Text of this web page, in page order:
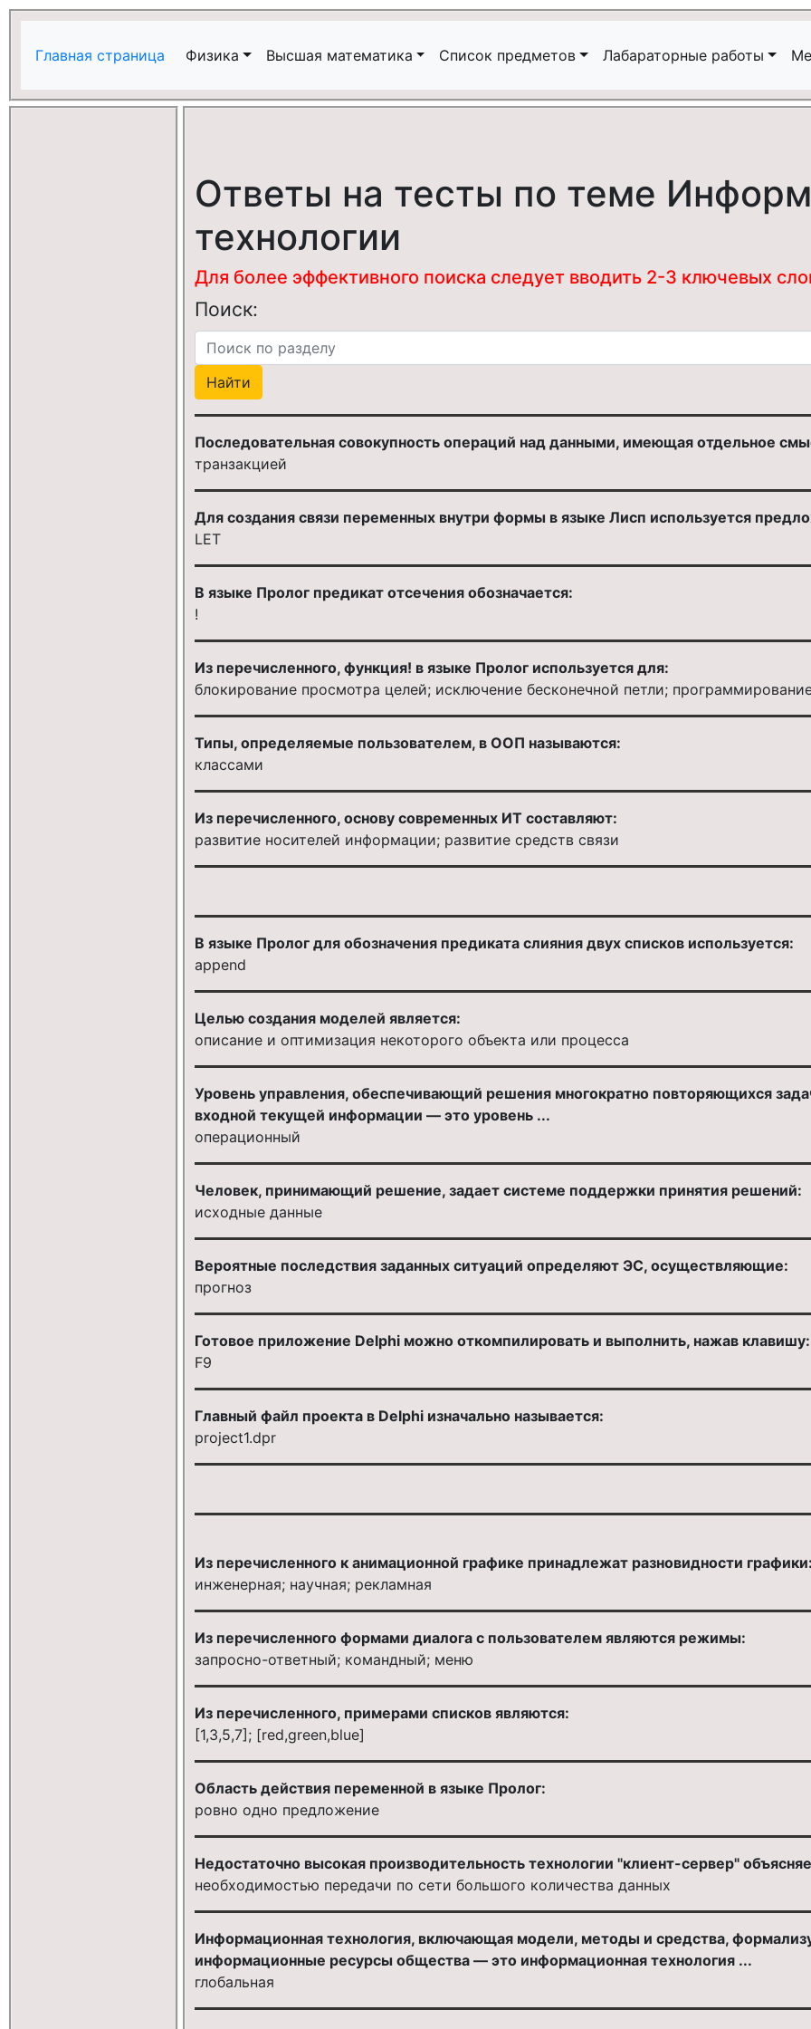
Главная страница Физика Высшая математика Список предметов Лабараторные работы
Ответы на тесты по теме
технологии
Для более эффективного поиска следует вводить 2-3 ключевых
Поиск:
Последовательная совокупность операций над данными, имеющая отдельное
транзакцией
Для создания связи переменных внутри формы в языке Лисп используется
LET
В языке Пролог предикат отсечения обозначается:
!
Из перечисленного, функция! в языке Пролог используется для:
блокирование просмотра целей; исключение бесконечной петли;
Типы, определяемые пользователем, в ООП называются:
классами
Из перечисленного, основу современных ИТ составляют:
развитие носителей информации; развитие средств связи
В языке Пролог для обозначения предиката слияния двух списков используется:
append
Целью создания моделей является:
описание и оптимизация некоторого объекта или процесса
Уровень управления, обеспечивающий решения многократно повторяющихся
входной текущей информации — это уровень ...
операционный
Человек, принимающий решение, задает системе поддержки принятия решений:
исходные данные
Вероятные последствия заданных ситуаций определяют ЭС, осуществляющие:
прогноз
Готовое приложение Delphi можно откомпилировать и выполнить, нажав клавишу:
F9
Главный файл проекта в Delphi изначально называется:
project1.dpr
Из перечисленного к анимационной графике принадлежат разновидности
инженерная; научная; рекламная
Из перечисленного формами диалога с пользователем являются режимы:
запросно-ответный; командный; меню
Из перечисленного, примерами списков являются:
[1,3,5,7]; [red,green,blue]
Область действия переменной в языке Пролог:
ровно одно предложение
Недостаточно высокая производительность технологии "клиент-сервер"
необходимостью передачи по сети большого количества данных
Информационная технология, включающая модели, методы и средства,
информационные ресурсы общества — это информационная технология ...
глобальная